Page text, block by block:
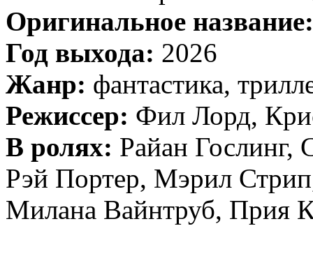
Оригинальное
Год выхода: 2026
Жанр: фантастика,
Режиссер: Фил Лорд,
В ролях: Райан
Рэй Портер, Мэрил
Милана Вайнтруб, Прия